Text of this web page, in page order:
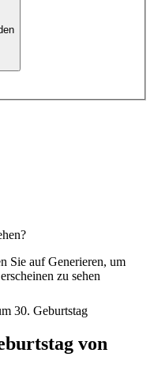
Sie auf Generieren, um
zu sehen
30. Geburtstag
von